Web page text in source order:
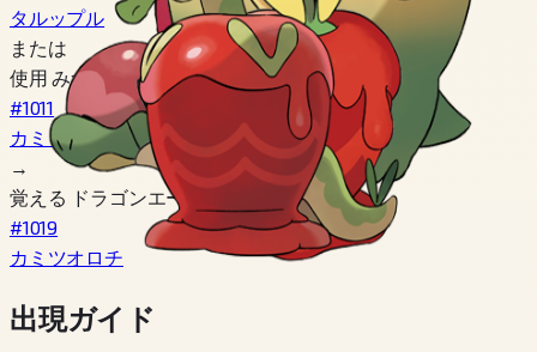
タルップル
または
使用 みついりりんご
#1011
カミッチュ
→
覚える ドラゴンエール
#1019
カミツオロチ
出現ガイド